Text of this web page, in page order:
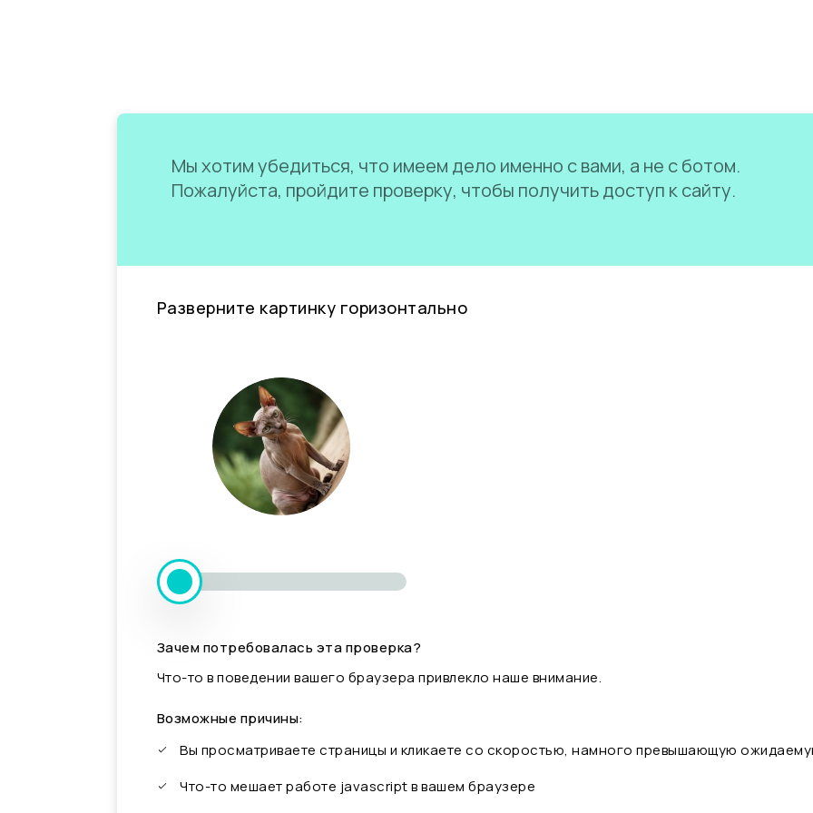
Мы хотим убедиться, что имеем дело именно с вами, а не с ботом.
Пожалуйста, пройдите проверку, чтобы получить доступ к сайту.
Разверните картинку горизонтально
Зачем потребовалась эта проверка?
Что-то в поведении вашего браузера привлекло наше внимание.
Возможные причины:
Вы просматриваете страницы и кликаете со скоростью, намного превышающую
Что-то мешает работе javascript в вашем браузере